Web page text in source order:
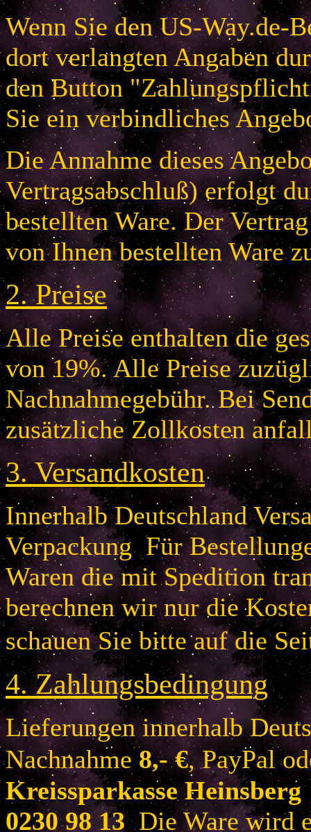
Wenn Sie den US-Way.de-
dort verlangten Angaben
den Button
Sie ein verbindliches
Die Annahme dieses
Vertragsabschluß) erfolgt
bestellten Ware. Der
von Ihnen bestellten Ware
2.Preise
Alle Preise enthalten die
von 19%. Alle Preise
Nachnahmegebühr. Bei
zusätzliche Zollkosten
3.Versandkosten
Innerhalb Deutschland
Verpackung Für
Waren die mit Spedition
berechnen wir nur die
schauen Sie bitte auf die
4.Zahlungsbedingung
Lieferungen innerhalb
Nachnahme 8,- €, PayPal
Kreissparkasse
0230 98 13Die Ware wird